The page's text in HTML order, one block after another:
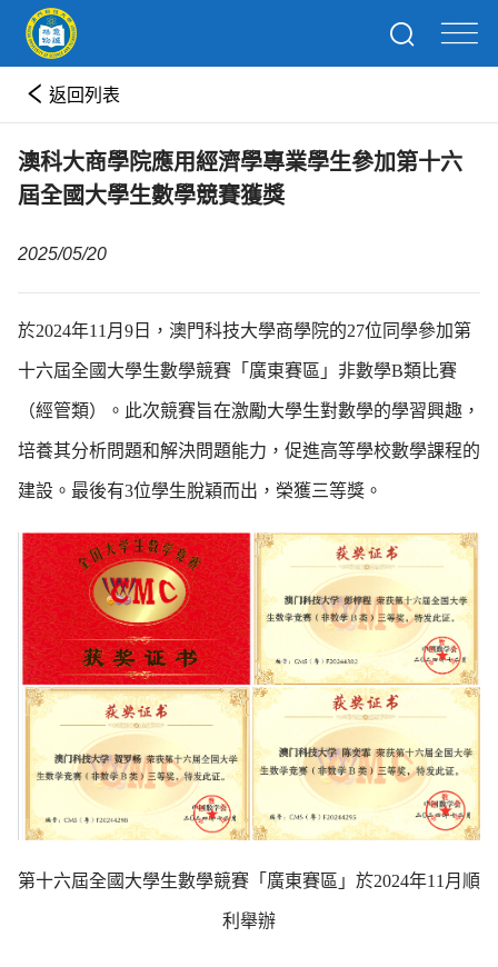
返回列表
澳科大商學院應用經濟學專業學生參加第十六
屆全國大學生數學競賽獲獎
2025/05/20
於2024年11月9日，澳門科技大學商學院的27位同學參加第
十六屆全國大學生數學競賽「廣東賽區」非數學B類比賽
（經管類）。此次競賽旨在激勵大學生對數學的學習興趣，
培養其分析問題和解決問題能力，促進高等學校數學課程的
建設。最後有3位學生脫穎而出，榮獲三等獎。
第十六屆全國大學生數學競賽「廣東賽區」於2024年11月順
利舉辦